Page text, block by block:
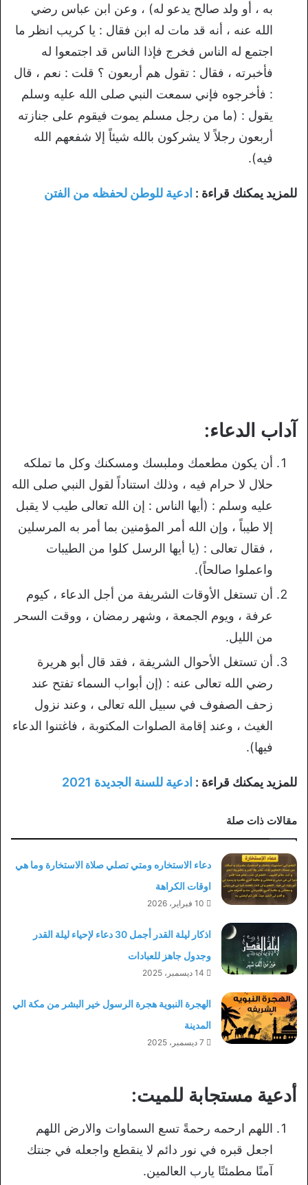
به ، أو ولد صالح يدعو له) ، وعن ابن عباس رضي
الله عنه ، أنه قد مات له ابن فقال : يا كريب انظر ما
اجتمع له الناس فخرج فإذا الناس قد اجتمعوا له
فأخبرته ، فقال : تقول هم أربعون ؟ قلت : نعم ، قال
: فأخرجوه فإني سمعت النبي صلى الله عليه وسلم
يقول : (ما من رجل مسلم يموت فيقوم على جنازته
أربعون رجلاً لا يشركون بالله شيئاً إلا شفعهم الله
فيه).
للمزيد يمكنك قراءة : ادعية للوطن لحفظه من الفتن
آداب الدعاء:
أن يكون مطعمك وملبسك ومسكنك وكل ما تملكه
حلال لا حرام فيه ، وذلك استناداً لقول النبي صلى الله
عليه وسلم : (أيها الناس : إن الله تعالى طيب لا يقبل
إلا طيباً ، وإن الله أمر المؤمنين بما أمر به المرسلين
، فقال تعالى : (يا أيها الرسل كلوا من الطيبات
واعملوا صالحاً).
أن تستغل الأوقات الشريفة من أجل الدعاء ، كيوم
عرفة ، ويوم الجمعة ، وشهر رمضان ، ووقت السحر
من الليل.
أن تستغل الأحوال الشريفة ، فقد قال أبو هريرة
رضي الله تعالى عنه : (إن أبواب السماء تفتح عند
زحف الصفوف في سبيل الله تعالى ، وعند نزول
الغيث ، وعند إقامة الصلوات المكتوبة ، فاغتنوا الدعاء
فيها).
للمزيد يمكنك قراءة : ادعية للسنة الجديدة 2021
مقالات ذات صلة
دعاء الاستخاره ومتي تصلي صلاة الاستخارة وما هي
اوقات الكراهة
10 فبراير، 2026
اذكار ليلة القدر أجمل 30 دعاء لإحياء ليلة القدر
وجدول جاهز للعبادات
14 ديسمبر، 2025
الهجرة النبوية هجرة الرسول خير البشر من مكة الي
المدينة
7 ديسمبر، 2025
أدعية مستجابة للميت:
اللهم ارحمه رحمةً تسع السماوات والارض اللهم
اجعل قبره في نور دائم لا ينقطع واجعله في جنتك
آمنًا مطمئنًا يارب العالمين.